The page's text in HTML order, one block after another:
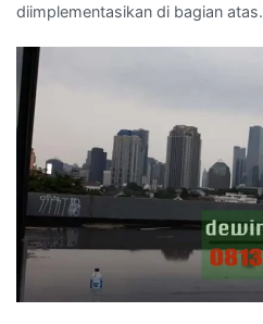
diimplementasikan di bagian atas.